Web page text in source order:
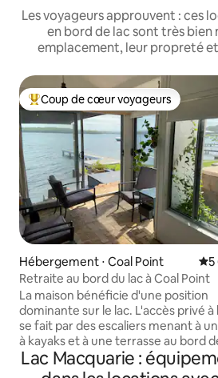
Les voyageurs approuvent : ces
en bord de lac sont très bien
emplacement, leur propreté
Coups de cœur voyageurs les plus
Coup de cœur voyageurs
Hébergement ⋅ Coal Point
5
Retraite au bord du lac à Coal Point
La maison bénéficie d'une position
dominante sur le lac. L'accès privé à
se fait par des escaliers menant à
à kayaks et à une terrasse au bord
l'eau (pas d'accès aux pontons des
voisins). Ou détendez-vous sur la
Lac Macquarie :